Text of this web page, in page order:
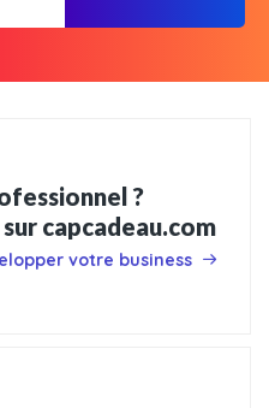
?
capcadeau.com
votre business